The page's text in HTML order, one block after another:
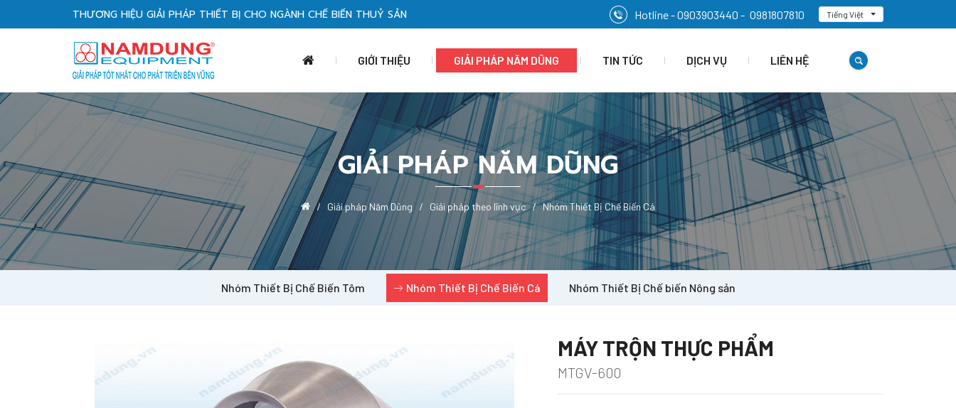
THƯƠNG HIỆU GIẢI PHÁP THIẾT BỊ CHO NGÀNH CHẾ BIẾN THUỶ SẢN Hotline - 0903903440 - 0981807810 Tiếng Việt
GIỚI THIỆU GIẢI PHÁP NĂM DŨNG TIN TỨC DỊCH VỤ LIÊN HỆ
GIẢI PHÁP NĂM DŨNG
Giải pháp Năm Dũng Giải pháp theo lĩnh vực Nhóm Thiết Bị Chế Biến Cá
Nhóm Thiết Bị Chế Biến Tôm Nhóm Thiết Bị Chế Biến Cá Nhóm Thiết Bị Chế biến Nông sản
MÁY TRỘN THỰC PHẨM
MTGV-600